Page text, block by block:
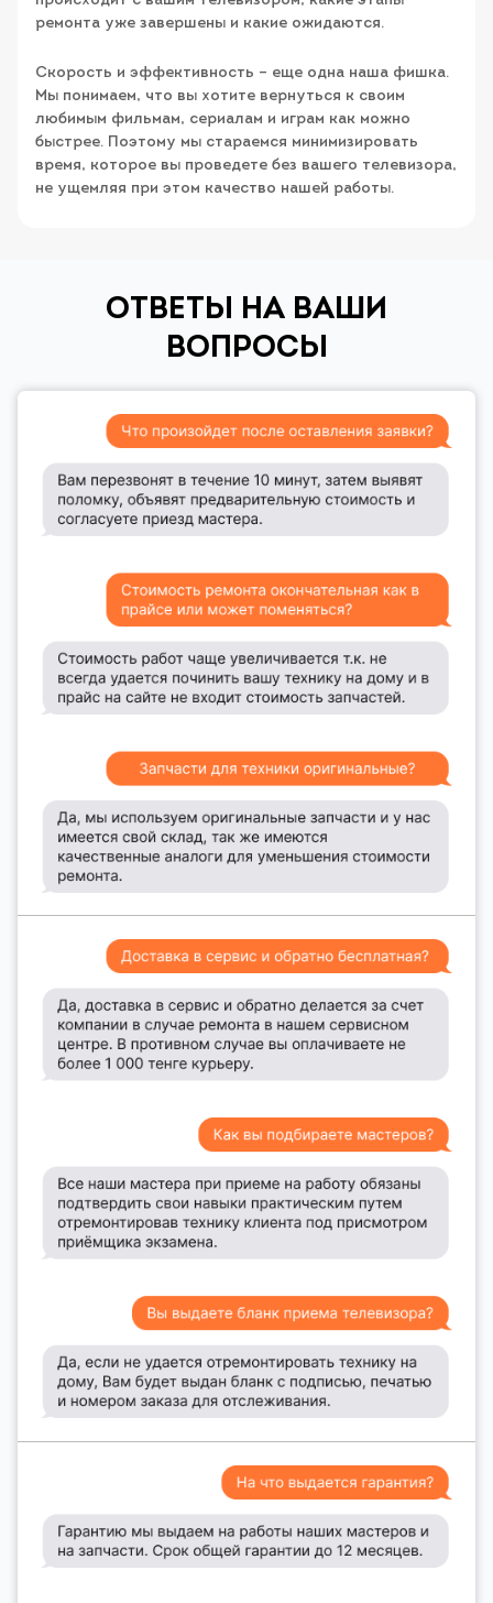
ремонта уже завершены и какие ожидаются.
Скорость и эффективность – еще одна наша фишка.
Мы понимаем, что вы хотите вернуться к своим
любимым фильмам, сериалам и играм как можно
быстрее. Поэтому мы стараемся минимизировать
время, которое вы проведете без вашего телевизора,
не ущемляя при этом качество нашей работы.
ОТВЕТЫ НА ВАШИ
ВОПРОСЫ